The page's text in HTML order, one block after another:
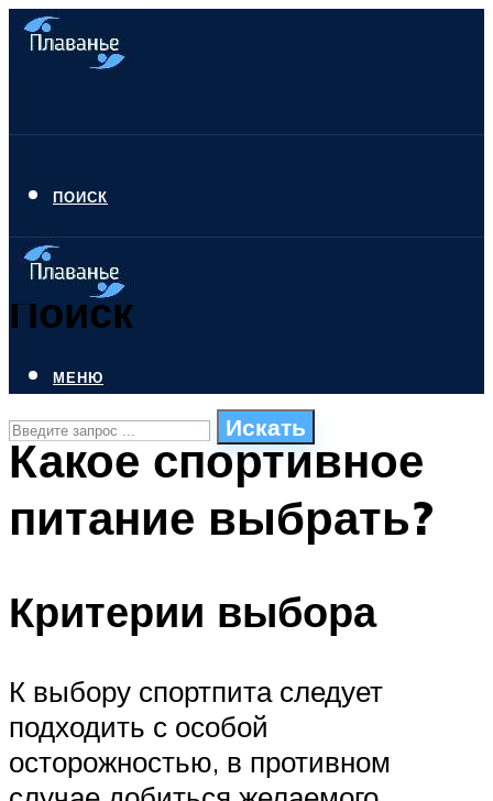
ПОИСК
Поиск
Искать
ПЛАВАНЬЕ ДЛЯ ДЕТЕЙ
ОЧИСТКА БАССЕЙНОВ
МЕНЮ
МЕНЮ
Какое спортивное
питание выбрать?
Критерии выбора
К выбору спортпита следует
подходить с особой
осторожностью, в противном